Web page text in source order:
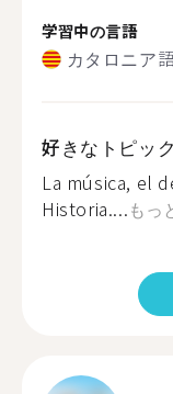
学習中の言語
カタロニア
好きなトピック
La música, el
Historia....もっ